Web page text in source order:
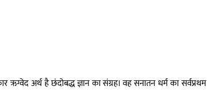
अर्थ है छंदोबद्ध ज्ञान का संग्रह। वह सनातन धर्म का सर्वप्रथम